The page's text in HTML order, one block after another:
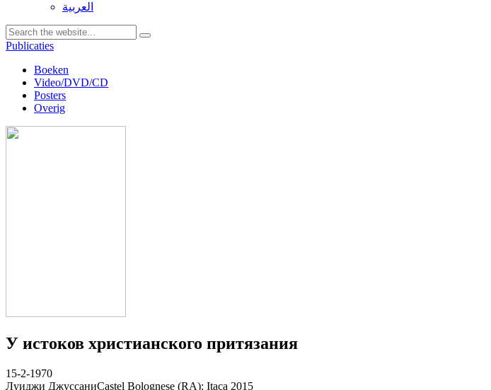
العربية
Publicaties
Boeken
Video/DVD/CD
Posters
Overig
У истоков христианского притязания
15-2-1970
Луиджи ДжуссаниCastel Bolognese (RA): Itaca 2015